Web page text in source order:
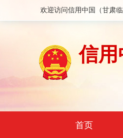
欢迎访问信用中国（甘肃
信用
首页